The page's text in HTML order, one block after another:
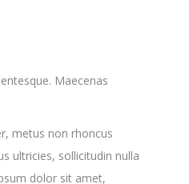
Maecenas
metus non rhoncus
ultricies, sollicitudin nulla
dolor sit amet,